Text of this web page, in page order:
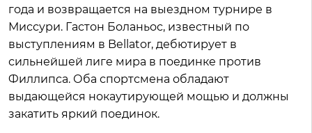
года и возвращается на выездном турнире в
Миссури. Гастон Боланьос, известный по
выступлениям в Bellator, дебютирует в
сильнейшей лиге мира в поединке против
Филлипса. Оба спортсмена обладают
выдающейся нокаутирующей мощью и должны
закатить яркий поединок.